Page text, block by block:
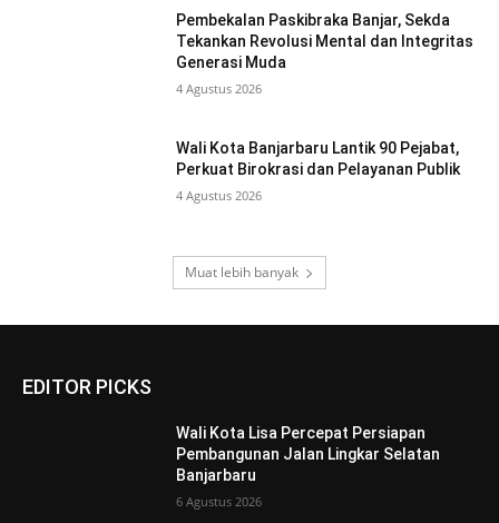
Pembekalan Paskibraka Banjar, Sekda
Tekankan Revolusi Mental dan Integritas
Generasi Muda
4 Agustus 2026
Wali Kota Banjarbaru Lantik 90 Pejabat,
Perkuat Birokrasi dan Pelayanan Publik
4 Agustus 2026
Muat lebih banyak
EDITOR PICKS
Wali Kota Lisa Percepat Persiapan
Pembangunan Jalan Lingkar Selatan
Banjarbaru
6 Agustus 2026